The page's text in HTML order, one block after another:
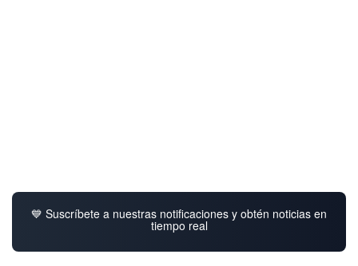
💙 Suscríbete a nuestras notificaciones y obtén noticias en
tiempo real